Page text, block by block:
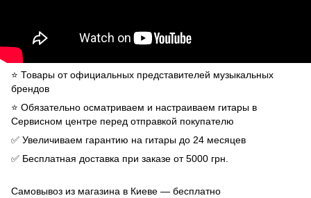
⭐️ Товары от официальных представителей музыкальных
брендов
⭐️ Обязательно осматриваем и настраиваем гитары в
Сервисном центре перед отправкой покупателю
✅ Увеличиваем гарантию на гитары до 24 месяцев
✅ Бесплатная доставка при заказе от 5000 грн.
Самовывоз из магазина в Киеве — бесплатно